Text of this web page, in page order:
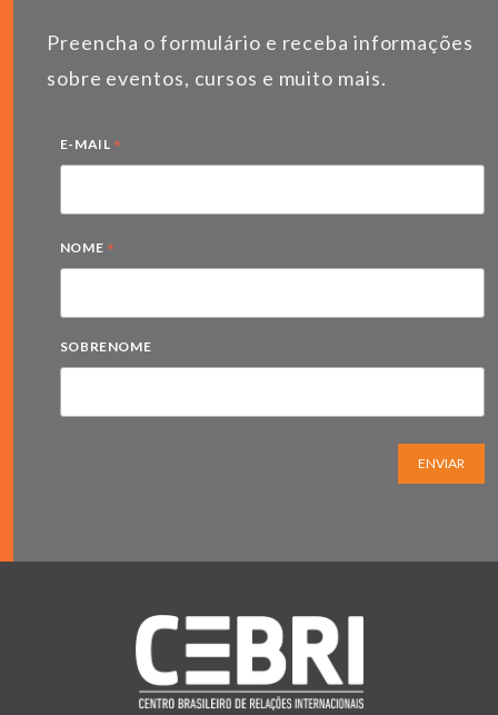
Preencha o formulário e receba informações
sobre eventos, cursos e muito mais.
E-MAIL *
NOME *
SOBRENOME
ENVIAR